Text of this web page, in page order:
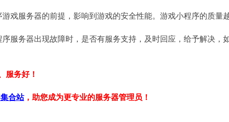
戏服务器的前提，影响到游戏的安全性能。游戏小程序的质量
服务器出现故障时，是否有服务支持，及时回应，给予解决，
服务好！
合站，助您成为更专业的服务器管理员！